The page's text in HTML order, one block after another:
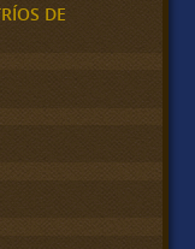
DE